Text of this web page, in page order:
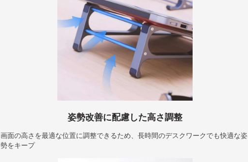
姿勢改善に配慮した高さ調整
画面の高さを最適な位置に調整できるため、長時間のデスクワークでも快適な姿
勢をキープ